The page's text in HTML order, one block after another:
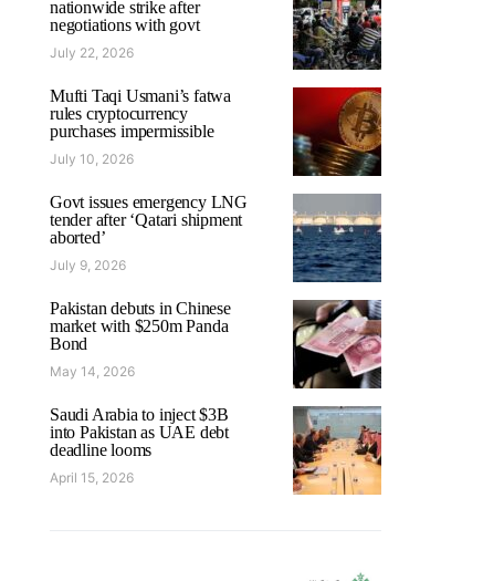
nationwide strike after
negotiations with govt
July 22, 2026
Mufti Taqi Usmani’s fatwa
rules cryptocurrency
purchases impermissible
July 10, 2026
Govt issues emergency LNG
tender after ‘Qatari shipment
aborted’
July 9, 2026
Pakistan debuts in Chinese
market with $250m Panda
Bond
May 14, 2026
Saudi Arabia to inject $3B
into Pakistan as UAE debt
deadline looms
April 15, 2026